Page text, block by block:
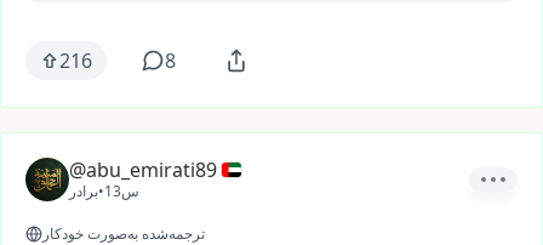
216 8
@abu_emirati89
برادر• 13س
ترجمه‌شده به‌صورت خودکار